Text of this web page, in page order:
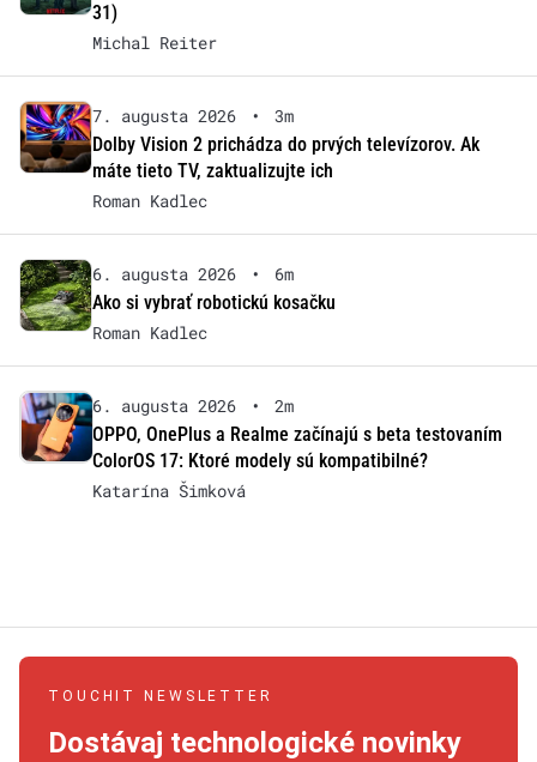
31)
Michal Reiter
7. augusta 2026 •
3m
Dolby Vision 2 prichádza do prvých televízorov. Ak
máte tieto TV, zaktualizujte ich
Roman Kadlec
6. augusta 2026 •
6m
Ako si vybrať robotickú kosačku
Roman Kadlec
6. augusta 2026 •
2m
OPPO, OnePlus a Realme začínajú s beta testovaním
ColorOS 17: Ktoré modely sú kompatibilné?
Katarína Šimková
TOUCHIT NEWSLETTER
Dostávaj technologické novinky